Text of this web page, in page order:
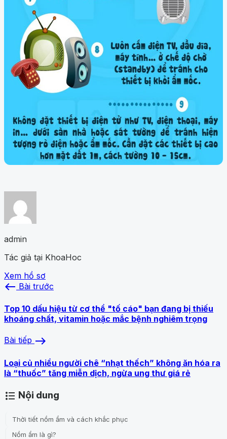
admin
Tác giả tại KhoaHoc
Xem hồ sơ
west Bài trước
Top 10 dấu hiệu từ cơ thể "tố cáo" bạn đang bị thiếu
khoáng chất, vitamin hoặc mắc bệnh nghiêm trọng
Bài tiếp east
Loại củ nhiều người chê “nhạt thếch” không ăn hóa ra
là “thuốc” tăng miễn dịch, ngừa ung thư giá rẻ
format_list_bulleted Nội dung
Thời tiết nồm ẩm và cách khắc phục
Nồm ẩm là gì?